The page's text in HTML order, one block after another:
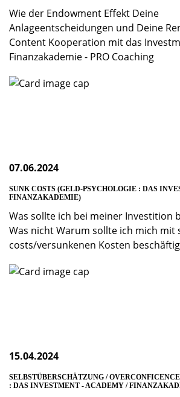
Wie der Endowment Effekt Deine
Anlageentscheidungen und Deine
Content Kooperation mit das
Finanzakademie - PRO Coaching
07.06.2024
SUNK COSTS (GELD-PSYCHOLOGIE : DAS
FINANZAKADEMIE)
Was sollte ich bei meiner Investition
Was nicht Warum sollte ich mich mit
costs/versunkenen Kosten
15.04.2024
SELBSTÜBERSCHÄTZUNG /
: DAS INVESTMENT - ACADEMY /